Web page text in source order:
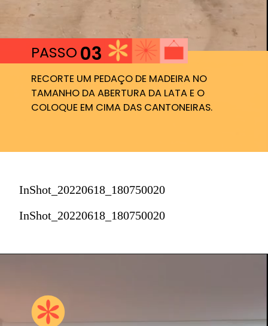
03
RECORTE UM PEDAÇO DE MADEIRA NO
TAMANHO DA ABERTURA DA LATA E O
COLOQUE EM CIMA DAS CANTONEIRAS.
PASSO
InShot_20220618_180750020
InShot_20220618_180750020